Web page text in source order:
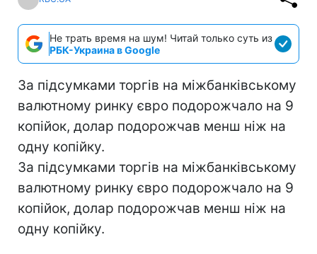
Не трать время на шум! Читай только суть из
РБК-Украина в Google
За підсумками торгів на міжбанківському
валютному ринку євро подорожчало на 9
копійок, долар подорожчав менш ніж на
одну копійку.
За підсумками торгів на міжбанківському
валютному ринку євро подорожчало на 9
копійок, долар подорожчав менш ніж на
одну копійку.